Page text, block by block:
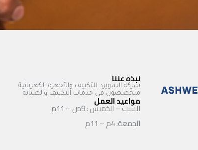
نبذه عننا
شركة الشويرد للتكييف والأجهزة الكهربائية
متخصصون في خدمات التكييف والصيانة
مواعيد العمل
السبت – الخميس : 9ص – 11م
الجمعة: 4م – 11م